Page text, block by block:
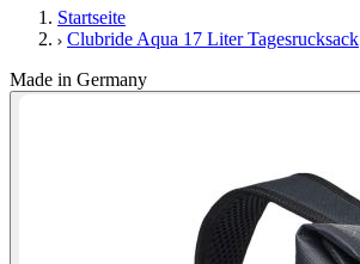
Startseite
Clubride Aqua 17 Liter Tagesrucksack
Made in Germany